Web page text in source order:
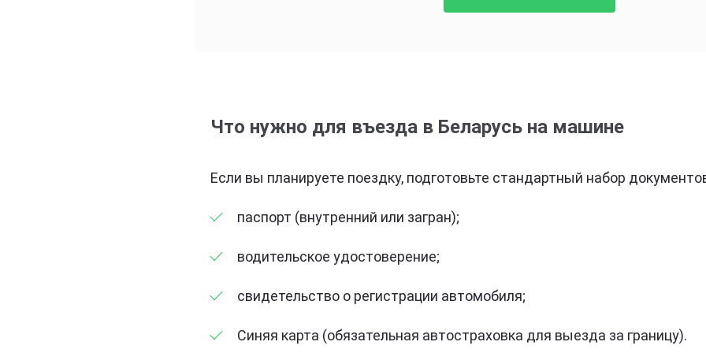
Что нужно для въезда в Беларусь на машине
Если вы планируете поездку, подготовьте стандартный набор
паспорт (внутренний или загран);
водительское удостоверение;
свидетельство о регистрации автомобиля;
Синяя карта (обязательная автостраховка для выезда за границу).